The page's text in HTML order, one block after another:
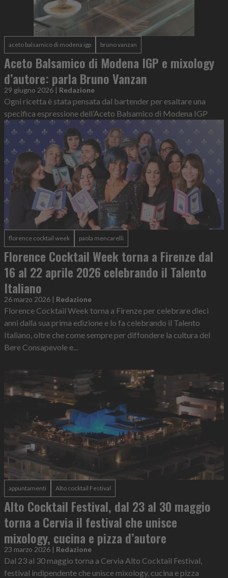
aceto balsamico di modena igp bruno vanzan
Aceto Balsamico di Modena IGP e mixology
d’autore: parla Bruno Vanzan
29 giugno 2026 | Redazione
Ogni ricetta è stata pensata dal bartender per esaltare una
specifica espressione dell’Aceto Balsamico di Modena IGP
florence cocktail week paola mencarelli
Florence Cocktail Week torna a Firenze dal
16 al 22 aprile 2026 celebrando il Talento
Italiano
26 marzo 2026 | Redazione
Florence Cocktail Week torna a Firenze per celebrare dieci
anni dalla sua prima edizione e lo fa celebrando il Talento
Italiano, oltre che come sempre per diffondere la cultura del
Bere Consapevole e...
appuntamenti Alto cocktail Festival
Alto Cocktail Festival, dal 23 al 30 maggio
torna a Cervia il festival che unisce
mixology, cucina e pizza d’autore
23 marzo 2026 | Redazione
Dal 23 al 30 maggio torna a Cervia Alto Cocktail Festival,
festival indipendente che unisce mixology, cucina e pizza